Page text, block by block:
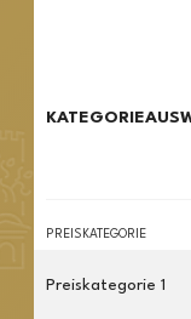
PREISKATEGORIE
Preiskategorie 1